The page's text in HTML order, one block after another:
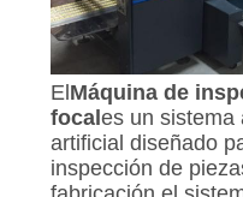
ElMáquina de
focales un sistema
artificial diseñado
inspección de